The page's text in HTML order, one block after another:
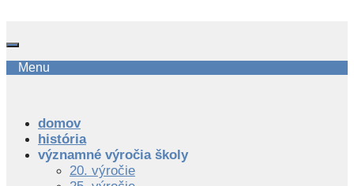
Menu
domov
história
významné výročia školy
20. výročie